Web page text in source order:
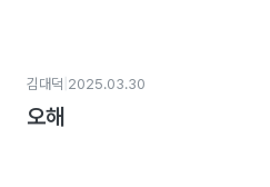
김대덕 2025.03.30
오해